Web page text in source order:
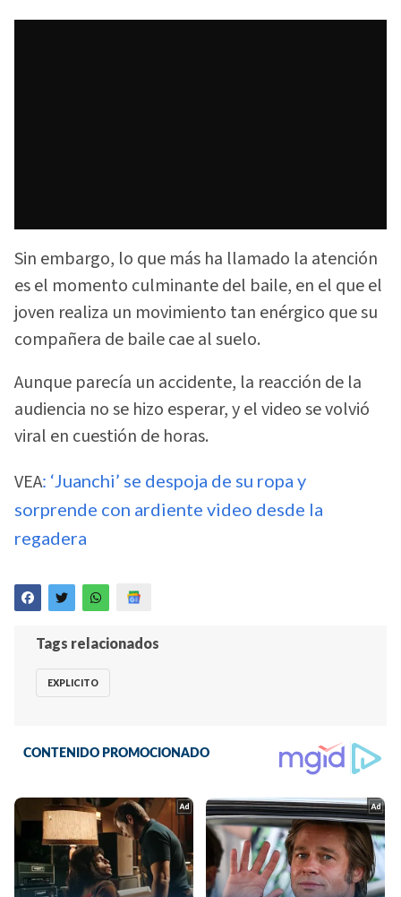
Sin embargo, lo que más ha llamado la atención
es el momento culminante del baile, en el que el
joven realiza un movimiento tan enérgico que su
compañera de baile cae al suelo.
Aunque parecía un accidente, la reacción de la
audiencia no se hizo esperar, y el video se volvió
viral en cuestión de horas.
VEA: ‘Juanchi’ se despoja de su ropa y
sorprende con ardiente video desde la
regadera
Tags relacionados
EXPLICITO